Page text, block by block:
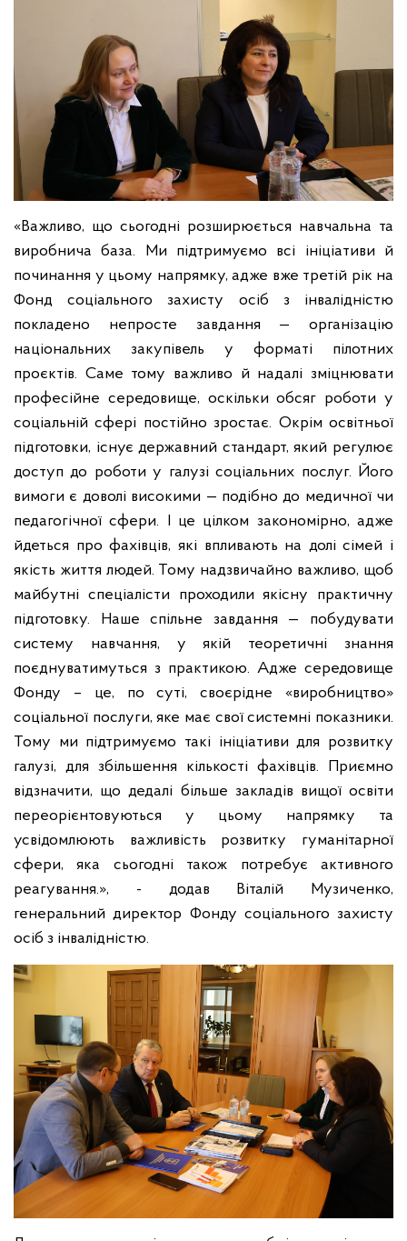
«Важливо, що сьогодні розширюється навчальна та
виробнича база. Ми підтримуємо всі ініціативи й
починання у цьому напрямку, адже вже третій рік на
Фонд соціального захисту осіб з інвалідністю
покладено непросте завдання — організацію
національних закупівель у форматі пілотних
проєктів. Саме тому важливо й надалі зміцнювати
професійне середовище, оскільки обсяг роботи у
соціальній сфері постійно зростає. Окрім освітньої
підготовки, існує державний стандарт, який регулює
доступ до роботи у галузі соціальних послуг. Його
вимоги є доволі високими — подібно до медичної чи
педагогічної сфери. І це цілком закономірно, адже
йдеться про фахівців, які впливають на долі сімей і
якість життя людей. Тому надзвичайно важливо, щоб
майбутні спеціалісти проходили якісну практичну
підготовку. Наше спільне завдання — побудувати
систему навчання, у якій теоретичні знання
поєднуватимуться з практикою. Адже середовище
Фонду – це, по суті, своєрідне «виробництво»
соціальної послуги, яке має свої системні показники.
Тому ми підтримуємо такі ініціативи для розвитку
галузі, для збільшення кількості фахівців. Приємно
відзначити, що дедалі більше закладів вищої освіти
переорієнтовуються у цьому напрямку та
усвідомлюють важливість розвитку гуманітарної
сфери, яка сьогодні також потребує активного
реагування.», - додав Віталій Музиченко,
генеральний директор Фонду соціального захисту
осіб з інвалідністю.